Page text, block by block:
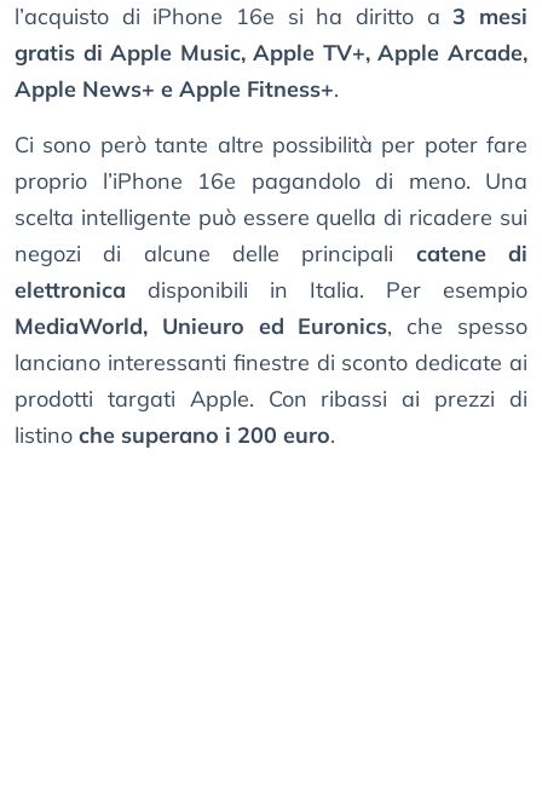
l’acquisto di iPhone 16e si ha diritto a3 mesi
gratis di Apple Music, Apple TV+, Apple Arcade,
Apple News+ e Apple Fitness+.
Ci sono però tante altre possibilità per poter fare
proprio l’iPhone 16e pagandolo di meno. Una
scelta intelligente può essere quella di ricadere sui
negozi di alcune delle principali catene di
elettronica disponibili in Italia. Per esempio
MediaWorld, Unieuro ed Euronics, che spesso
lanciano interessanti finestre di sconto dedicate ai
prodotti targati Apple. Con ribassi ai prezzi di
listino che superano i 200 euro.